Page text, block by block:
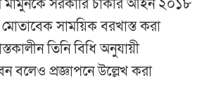
মামুনকে সরকারি চাকরি আইন ২০১৮
সাময়িক বরখাস্ত করা
তিনি বিধি অনুযায়ী
বলেও প্রজ্ঞাপনে উল্লেখ করা